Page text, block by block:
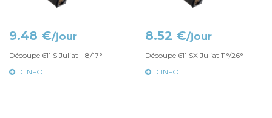
9.48 €/jour
Découpe 611 S Juliat - 8/17°
D'INFO
8.52 €/jour
Découpe 611 SX Juliat 11°/26°
D'INFO